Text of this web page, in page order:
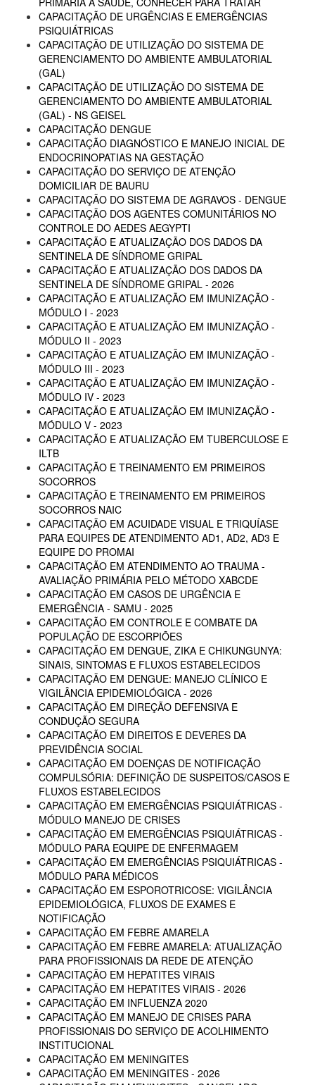
CAPACITAÇÃO DE URGÊNCIAS E EMERGÊNCIAS
PSIQUIÁTRICAS
CAPACITAÇÃO DE UTILIZAÇÃO DO SISTEMA DE
GERENCIAMENTO DO AMBIENTE AMBULATORIAL
(GAL)
CAPACITAÇÃO DE UTILIZAÇÃO DO SISTEMA DE
GERENCIAMENTO DO AMBIENTE AMBULATORIAL
(GAL) - NS GEISEL
CAPACITAÇÃO DENGUE
CAPACITAÇÃO DIAGNÓSTICO E MANEJO INICIAL DE
ENDOCRINOPATIAS NA GESTAÇÃO
CAPACITAÇÃO DO SERVIÇO DE ATENÇÃO
DOMICILIAR DE BAURU
CAPACITAÇÃO DO SISTEMA DE AGRAVOS - DENGUE
CAPACITAÇÃO DOS AGENTES COMUNITÁRIOS NO
CONTROLE DO AEDES AEGYPTI
CAPACITAÇÃO E ATUALIZAÇÃO DOS DADOS DA
SENTINELA DE SÍNDROME GRIPAL
CAPACITAÇÃO E ATUALIZAÇÃO DOS DADOS DA
SENTINELA DE SÍNDROME GRIPAL - 2026
CAPACITAÇÃO E ATUALIZAÇÃO EM IMUNIZAÇÃO -
MÓDULO I - 2023
CAPACITAÇÃO E ATUALIZAÇÃO EM IMUNIZAÇÃO -
MÓDULO II - 2023
CAPACITAÇÃO E ATUALIZAÇÃO EM IMUNIZAÇÃO -
MÓDULO III - 2023
CAPACITAÇÃO E ATUALIZAÇÃO EM IMUNIZAÇÃO -
MÓDULO IV - 2023
CAPACITAÇÃO E ATUALIZAÇÃO EM IMUNIZAÇÃO -
MÓDULO V - 2023
CAPACITAÇÃO E ATUALIZAÇÃO EM TUBERCULOSE E
ILTB
CAPACITAÇÃO E TREINAMENTO EM PRIMEIROS
SOCORROS
CAPACITAÇÃO E TREINAMENTO EM PRIMEIROS
SOCORROS NAIC
CAPACITAÇÃO EM ACUIDADE VISUAL E TRIQUÍASE
PARA EQUIPES DE ATENDIMENTO AD1, AD2, AD3 E
EQUIPE DO PROMAI
CAPACITAÇÃO EM ATENDIMENTO AO TRAUMA -
AVALIAÇÃO PRIMÁRIA PELO MÉTODO XABCDE
CAPACITAÇÃO EM CASOS DE URGÊNCIA E
EMERGÊNCIA - SAMU - 2025
CAPACITAÇÃO EM CONTROLE E COMBATE DA
POPULAÇÃO DE ESCORPIÕES
CAPACITAÇÃO EM DENGUE, ZIKA E CHIKUNGUNYA:
SINAIS, SINTOMAS E FLUXOS ESTABELECIDOS
CAPACITAÇÃO EM DENGUE: MANEJO CLÍNICO E
VIGILÂNCIA EPIDEMIOLÓGICA - 2026
CAPACITAÇÃO EM DIREÇÃO DEFENSIVA E
CONDUÇÃO SEGURA
CAPACITAÇÃO EM DIREITOS E DEVERES DA
PREVIDÊNCIA SOCIAL
CAPACITAÇÃO EM DOENÇAS DE NOTIFICAÇÃO
COMPULSÓRIA: DEFINIÇÃO DE SUSPEITOS/CASOS E
FLUXOS ESTABELECIDOS
CAPACITAÇÃO EM EMERGÊNCIAS PSIQUIÁTRICAS -
MÓDULO MANEJO DE CRISES
CAPACITAÇÃO EM EMERGÊNCIAS PSIQUIÁTRICAS -
MÓDULO PARA EQUIPE DE ENFERMAGEM
CAPACITAÇÃO EM EMERGÊNCIAS PSIQUIÁTRICAS -
MÓDULO PARA MÉDICOS
CAPACITAÇÃO EM ESPOROTRICOSE: VIGILÂNCIA
EPIDEMIOLÓGICA, FLUXOS DE EXAMES E
NOTIFICAÇÃO
CAPACITAÇÃO EM FEBRE AMARELA
CAPACITAÇÃO EM FEBRE AMARELA: ATUALIZAÇÃO
PARA PROFISSIONAIS DA REDE DE ATENÇÃO
CAPACITAÇÃO EM HEPATITES VIRAIS
CAPACITAÇÃO EM HEPATITES VIRAIS - 2026
CAPACITAÇÃO EM INFLUENZA 2020
CAPACITAÇÃO EM MANEJO DE CRISES PARA
PROFISSIONAIS DO SERVIÇO DE ACOLHIMENTO
INSTITUCIONAL
CAPACITAÇÃO EM MENINGITES
CAPACITAÇÃO EM MENINGITES - 2026